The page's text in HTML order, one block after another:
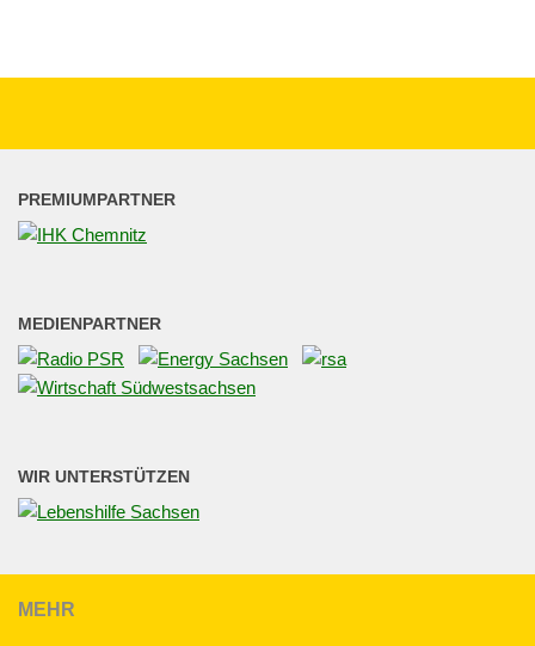
PREMIUMPARTNER
MEDIENPARTNER
WIR UNTERSTÜTZEN
MEHR